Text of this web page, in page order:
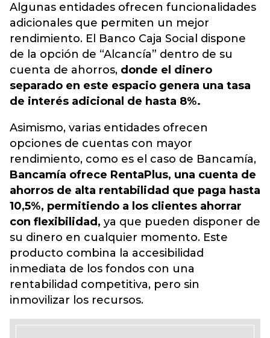
Algunas entidades ofrecen funcionalidades
adicionales que permiten un mejor
rendimiento. El Banco Caja Social dispone
de la opción de “Alcancía” dentro de su
cuenta de ahorros, donde el dinero
separado en este espacio genera una tasa
de interés adicional de hasta 8%.
Asimismo, varias entidades ofrecen
opciones de cuentas con mayor
rendimiento, como es el caso de Bancamía,
Bancamía ofrece RentaPlus, una cuenta de
ahorros de alta rentabilidad que paga hasta
10,5%, permitiendo a los clientes ahorrar
con flexibilidad, ya que pueden disponer de
su dinero en cualquier momento. Este
producto combina la accesibilidad
inmediata de los fondos con una
rentabilidad competitiva, pero sin
inmovilizar los recursos.